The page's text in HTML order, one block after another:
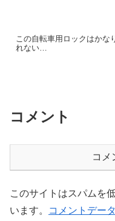
この自転車用ロックはかな
れない…
コメント
コメ
このサイトはスパムを
います。
コメントデー